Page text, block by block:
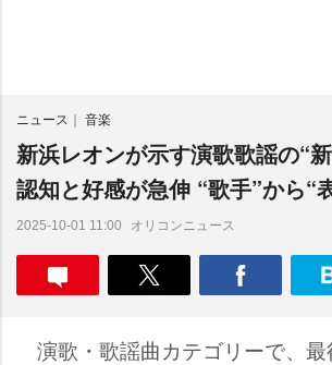
ニュース 音楽
新浜レオンが示す演歌歌謡の“
認知と好感が急伸 “歌手”から“
2025-10-01 11:00 オリコンニュース
演歌・歌謡曲カテゴリーで、最